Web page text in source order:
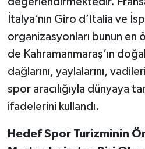
İtalya’nın Giro d’Italia ve
organizasyonları bunun en
de Kahramanmaraş’ın
dağlarını, yaylalarını,
spor aracılığıyla dünyaya
ifadelerini kullandı.
Hedef Spor Turizminin